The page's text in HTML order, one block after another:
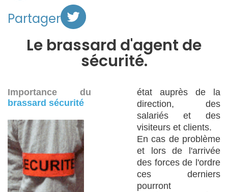
Partager
Le brassard d'agent de
sécurité.
Importance du
brassard sécurité
état auprès de la
direction, des
salariés et des
visiteurs et clients.
En cas de problème
et lors de l'arrivée
des forces de l'ordre
ces derniers
pourront